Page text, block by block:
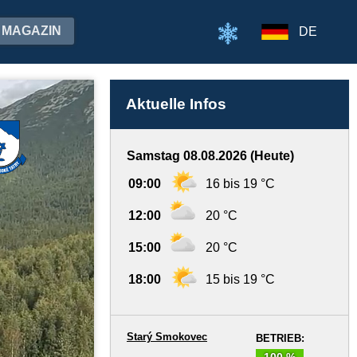
MAGAZIN DE
Aktuelle Infos
Samstag 08.08.2026 (Heute)
09:00 16 bis 19 °C
12:00 20 °C
15:00 20 °C
18:00 15 bis 19 °C
BETRIEB:
Starý Smokovec